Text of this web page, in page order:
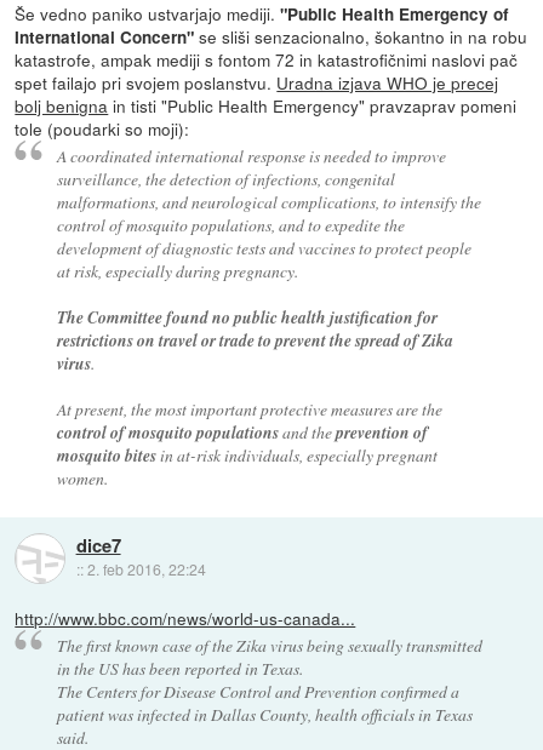
Še vedno paniko ustvarjajo mediji."Public Health Emergency of
International Concern" se sliši senzacionalno, šokantno in na robu
katastrofe, ampak mediji s fontom 72 in katastrofičnimi naslovi pač
spet failajo pri svojem poslanstvu. Uradna izjava WHO je precej
bolj benigna in tisti "Public Health Emergency" pravzaprav pomeni
tole (poudarki so moji):
A coordinated international response is needed to improve
surveillance, the detection of infections, congenital
malformations, and neurological complications, to intensify the
control of mosquito populations, and to expedite the
development of diagnostic tests and vaccines to protect people
at risk, especially during pregnancy.
The Committee found no public health justification for
restrictions on travel or trade to prevent the spread of Zika
virus.
At present, the most important protective measures are the
control of mosquito populationsand theprevention of
mosquito bitesin at-risk individuals, especially pregnant
women.
dice7
::2. feb 2016, 22:24
http://www.bbc.com/news/world-us-canada...
The first known case of the Zika virus being sexually transmitted
in the US has been reported in Texas.
The Centers for Disease Control and Prevention confirmed a
patient was infected in Dallas County, health officials in Texas
said.